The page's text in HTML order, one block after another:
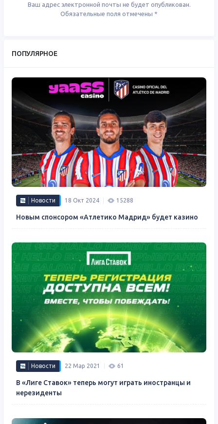
Ваш адрес электронной почты не будет опубликован.
Обязательные поля отмечены *
ПОПУЛЯРНОЕ
Новости 18 Окт 2024 15288
Новым спонсором «Атлетико Мадрид» будет казино
Новости 22 Мар 2021 61
В «Лиге Ставок» теперь могут играть иностранцы и
нерезиденты